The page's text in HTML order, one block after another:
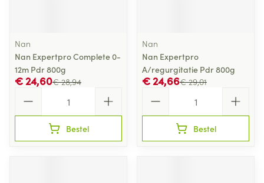
Nan
Nan Expertpro Complete 0-
12m Pdr 800g
€ 28,94
€ 24,60
Bestel
Nan
Nan Expertpro
A/regurgitatie Pdr 800g
€ 29,01
€ 24,66
Bestel